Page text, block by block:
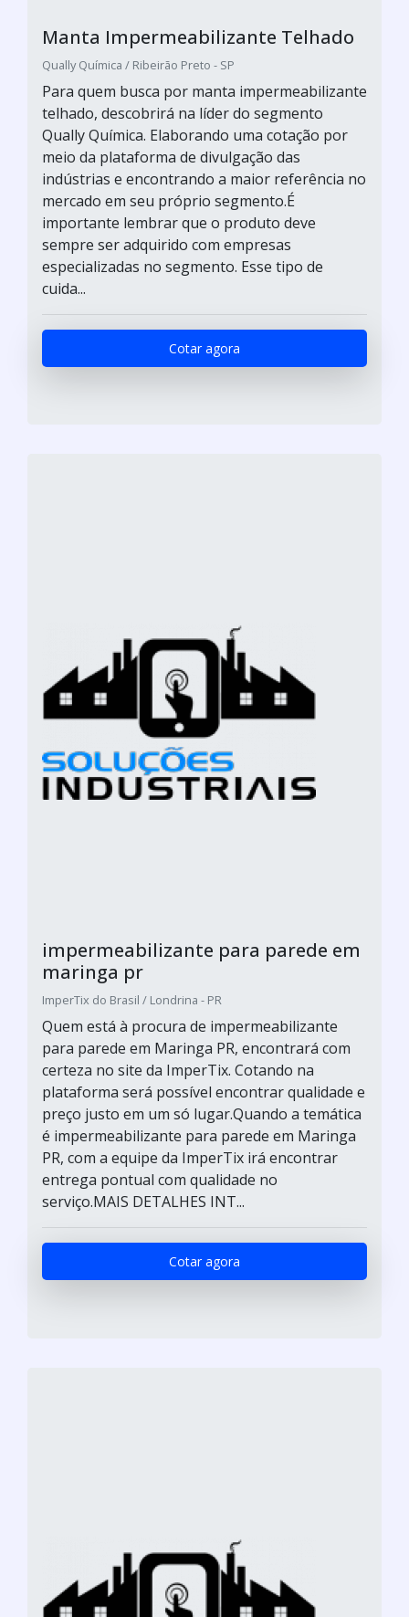
Manta Impermeabilizante Telhado
Qually Química / Ribeirão Preto - SP
Para quem busca por manta impermeabilizante
telhado, descobrirá na líder do segmento
Qually Química. Elaborando uma cotação por
meio da plataforma de divulgação das
indústrias e encontrando a maior referência no
mercado em seu próprio segmento.É
importante lembrar que o produto deve
sempre ser adquirido com empresas
especializadas no segmento. Esse tipo de
cuida...
Cotar agora
impermeabilizante para parede em
maringa pr
ImperTix do Brasil / Londrina - PR
Quem está à procura de impermeabilizante
para parede em Maringa PR, encontrará com
certeza no site da ImperTix. Cotando na
plataforma será possível encontrar qualidade e
preço justo em um só lugar.Quando a temática
é impermeabilizante para parede em Maringa
PR, com a equipe da ImperTix irá encontrar
entrega pontual com qualidade no
serviço.MAIS DETALHES INT...
Cotar agora